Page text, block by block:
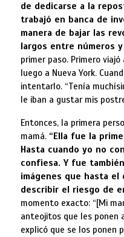
de dedicarse a la
trabajó en banca de
manera de bajar las
largos entre números
primer paso. Primero
luego a Nueva York.
intentarlo. “Tenía
le iban a gustar mis
Entonces, la primera
mamá. “Ella fue la
Hasta cuando yo no
confiesa. Y fue
imágenes que hasta el
describir el riesgo de
momento exacto: “[Mi
anteojitos que les ponen
explicó que se los ponen